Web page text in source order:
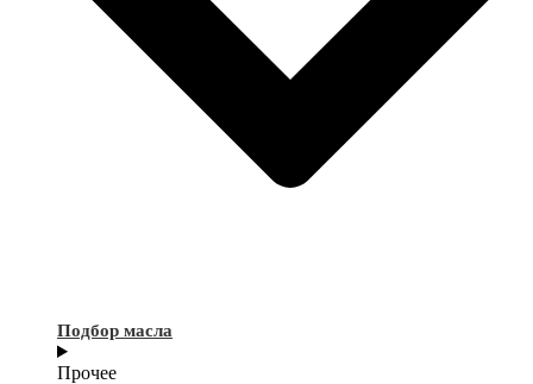
Подбор масла
Прочее